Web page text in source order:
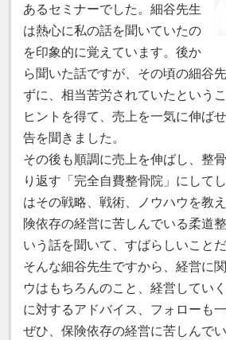
あるセミナーでした。細谷先生
は熱心に私の話を聞いていたの
を印象的に覚えています。後か
ら聞いた話ですが、その頃の細谷
ずに、相当苦労されていたという
ヒントを得て、売上を一気に伸ば
告を聞きました。
その後も順調に売上を伸ばし、整
り返す「完全自費整骨院」にして
はその戦略、戦術、ノウハウを教
険依存の経営に苦しんでいる柔道
いう話を聞いて、すばらしいこと
そんな細谷先生ですから、経営に
ウはもちろんのこと、経営してい
に対するアドバイス、フォローも
ぜひ、保険依存の経営に苦しんで